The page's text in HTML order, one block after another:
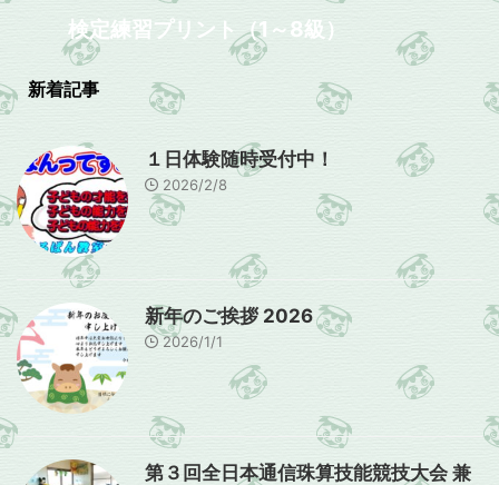
検定練習プリント（1～8級）
新着記事
１日体験随時受付中！
2026/2/8
新年のご挨拶 2026
2026/1/1
第３回全日本通信珠算技能競技大会 兼